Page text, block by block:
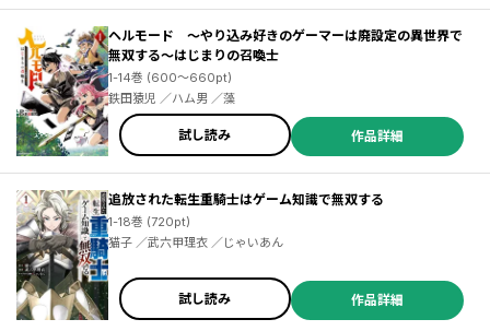
ヘルモード ～やり込み好きのゲーマーは廃設定の異世界で
無双する～はじまりの召喚士
1-14巻 (600～660pt)
鉄田猿児 ／ハム男 ／藻
試し読み 作品詳細
追放された転生重騎士はゲーム知識で無双する
1-18巻 (720pt)
猫子 ／武六甲理衣 ／じゃいあん
試し読み 作品詳細